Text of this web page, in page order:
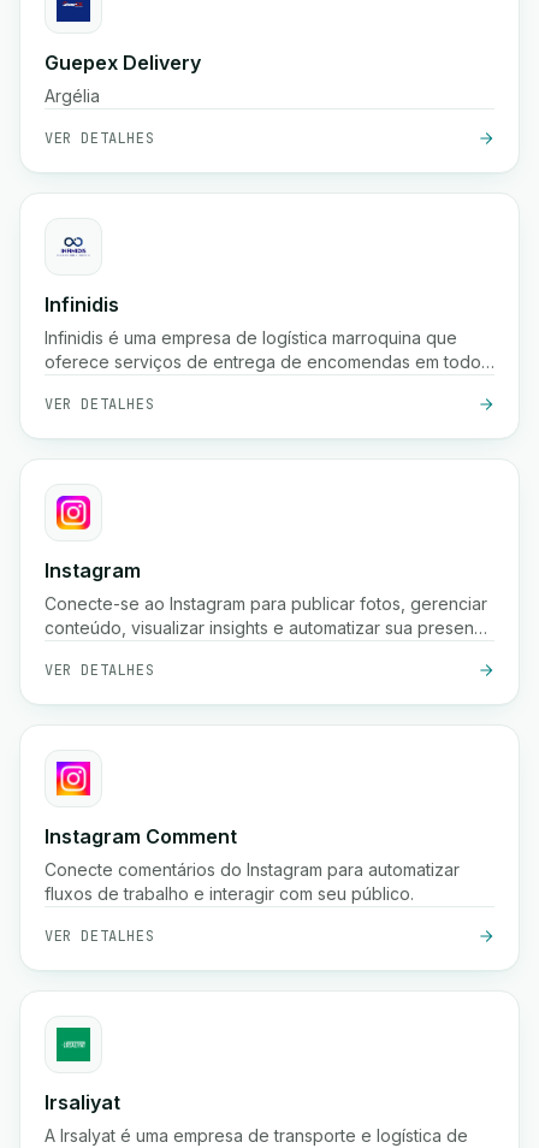
Guepex Delivery
Argélia
VER DETALHES
Infinidis
Infinidis é uma empresa de logística marroquina que
oferece serviços de entrega de encomendas em todo
com opções de envio rápido como entrega em 24
horas e rastreamento em tempo real.
VER DETALHES
Instagram
Conecte-se ao Instagram para publicar fotos, gerenciar
conteúdo, visualizar insights e automatizar sua presença
VER DETALHES
Instagram Comment
Conecte comentários do Instagram para automatizar
fluxos de trabalho e interagir com seu público.
VER DETALHES
Irsaliyat
A Irsalyat é uma empresa de transporte e logística de